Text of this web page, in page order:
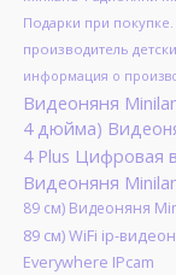
Подарки при
производитель
информация о
Видеоняня
4 дюйма)
4 Plus Цифровая
Видеоняня
89 см) Видеоняня
89 см) WiFi ip-
Everywhere IPcam